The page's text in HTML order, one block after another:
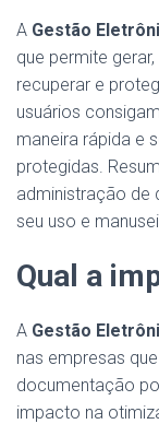
A Gestão
que permite
recuperar e
usuários
maneira rápida e
protegidas.
administração de
seu uso e
Qual a
A Gestão
nas empresas
documentação
impacto na